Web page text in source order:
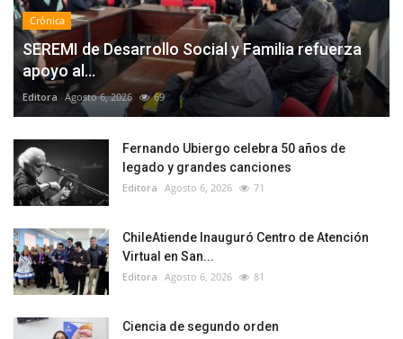
Crónica
SEREMI de Desarrollo Social y Familia refuerza
apoyo al...
Editora Agosto 6, 2026 69
Fernando Ubiergo celebra 50 años de
legado y grandes canciones
Editora Agosto 6, 2026 71
ChileAtiende Inauguró Centro de Atención
Virtual en San...
Editora Agosto 6, 2026 81
Ciencia de segundo orden